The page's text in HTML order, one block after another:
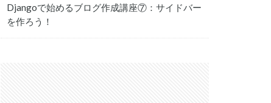
Djangoで始めるブログ作成講座⑦：サイドバー
を作ろう！